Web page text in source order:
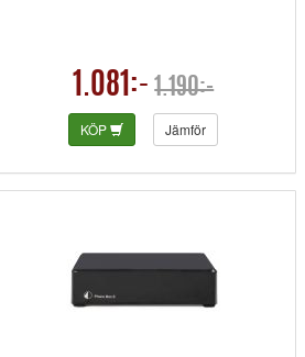
1.081:- 1.190:-
KÖP Jämför